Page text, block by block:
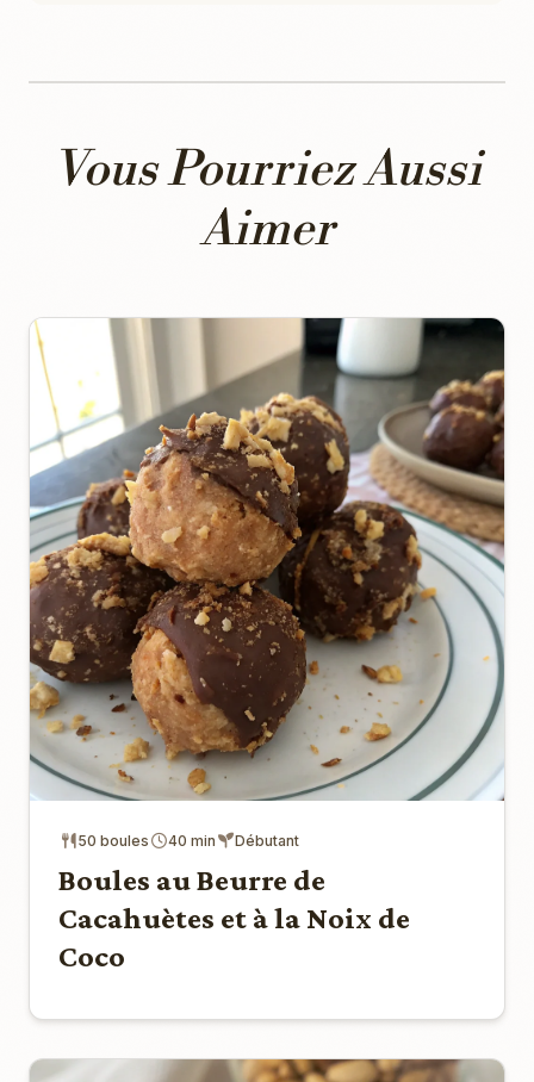
Vous Pourriez Aussi
Aimer
50 boules 40 min Débutant
Boules au Beurre de
Cacahuètes et à la Noix de
Coco